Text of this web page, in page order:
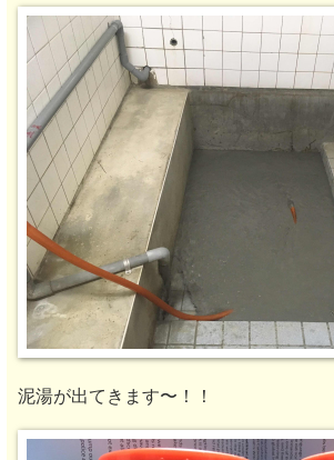
泥湯が出てきます〜！！